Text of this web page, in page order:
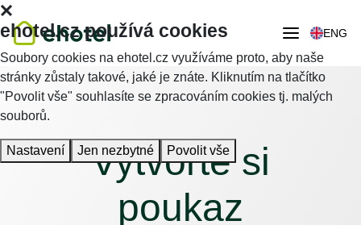
ENG
Vytvořte si
poukaz
ehotel.cz používá cookies
Soubory cookies na ehotel.cz využíváme proto, aby naše
stránky zůstaly takové, jaké je znáte. Kliknutím na tlačítko
"Povolit vše" souhlasíte se zpracováním cookies tj. malých
souborů.
Nastavení Jen nezbytné Povolit vše